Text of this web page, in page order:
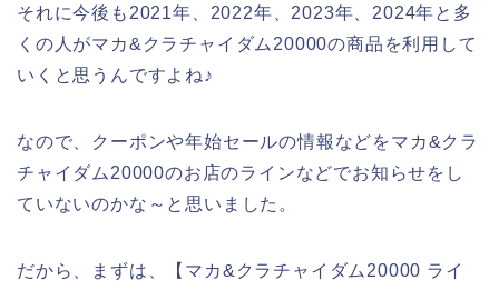
それに今後も2021年、2022年、2023年、2024年と多
くの人がマカ&クラチャイダム20000の商品を利用して
いくと思うんですよね♪
なので、クーポンや年始セールの情報などをマカ&クラ
チャイダム20000のお店のラインなどでお知らせをし
ていないのかな～と思いました。
だから、まずは、【マカ&クラチャイダム20000 ライ